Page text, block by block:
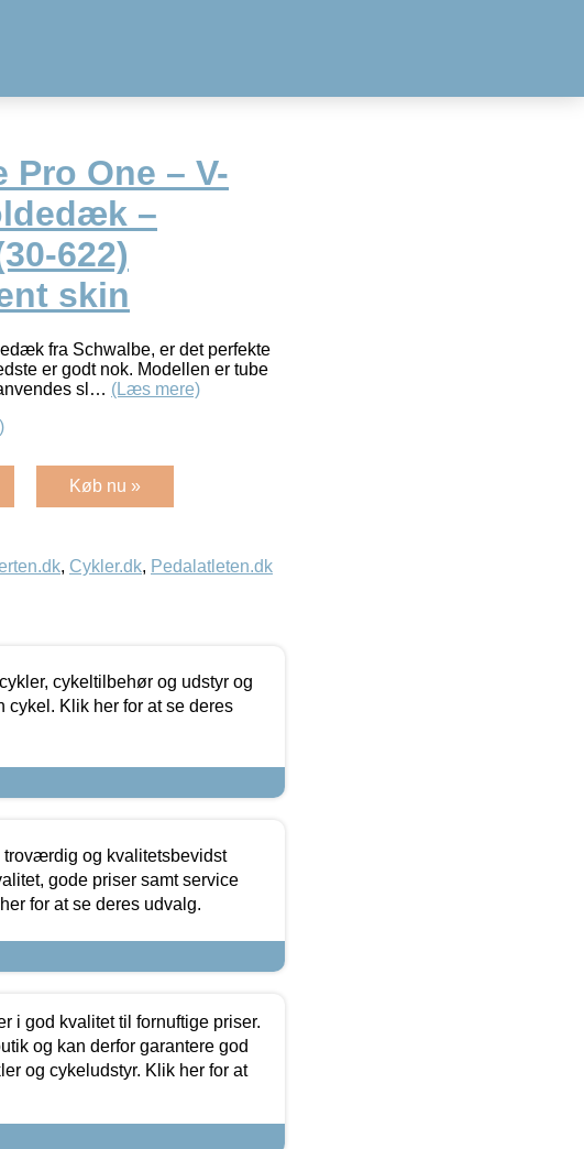
Pro One – V-
–
622)
skin
fra Schwalbe, er det perfekte
er godt nok. Modellen er tube
sl… (Læs mere)
Køb nu »
, Cykler.dk, Pedalatleten.dk
cykeltilbehør og udstyr og
cykel. Klik her for at se deres
og kvalitetsbevidst
gode priser samt service
for at se deres udvalg.
i god kvalitet til fornuftige priser.
og kan derfor garantere god
og cykeludstyr. Klik her for at